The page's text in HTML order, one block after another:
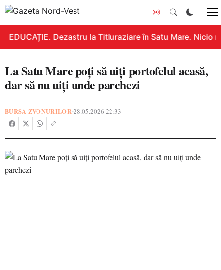
EDUCAȚIE. Dezastru la Titluraziare în Satu Mare. Nicio
La Satu Mare poți să uiți portofelul acasă,
dar să nu uiți unde parchezi
BURSA ZVONURILOR•28.05.2026 22:33